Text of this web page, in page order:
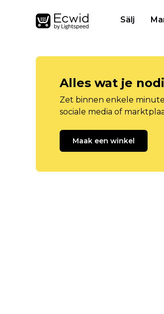
Sälj
Alles wat je
Zet binnen enkele
sociale media of
Maak een winkel